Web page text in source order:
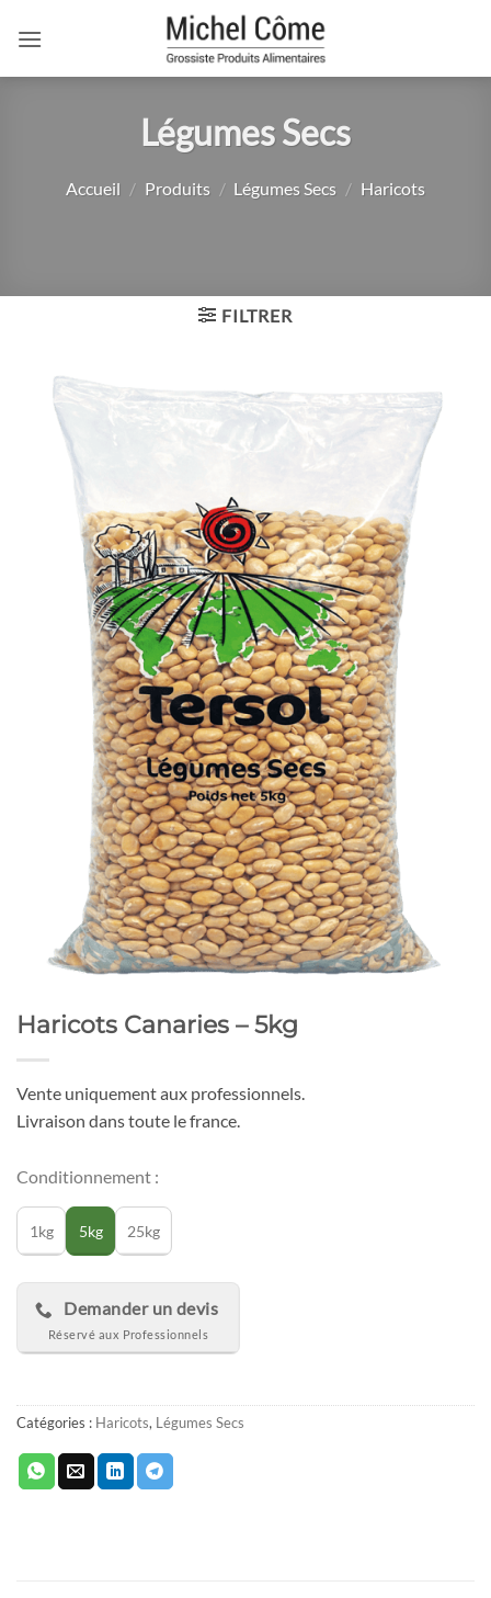
Légumes Secs
Accueil / Produits / Légumes Secs / Haricots
FILTRER
Haricots Canaries – 5kg
Vente uniquement aux professionnels.
Livraison dans toute le france.
Conditionnement :
1kg 5kg 25kg
Demander un devis
Catégories : Haricots, Légumes Secs